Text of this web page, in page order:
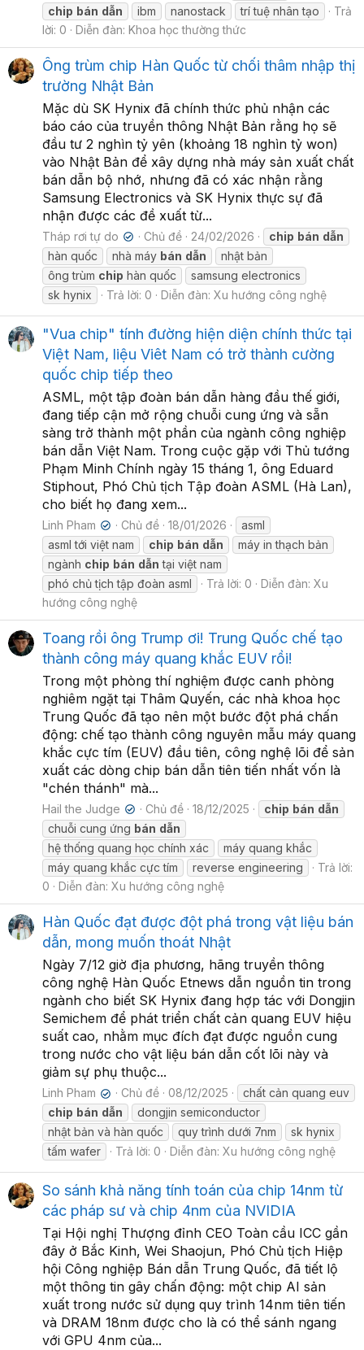
chip bán dẫn ibm nanostack trí tuệ nhân tạo
Trả
lời: 0
Diễn đàn: Khoa học thường thức
Ông trùm chip Hàn Quốc từ chối thâm nhập thị
trường Nhật Bản
Mặc dù SK Hynix đã chính thức phủ nhận các
báo cáo của truyền thông Nhật Bản rằng họ sẽ
đầu tư 2 nghìn tỷ yên (khoảng 18 nghìn tỷ won)
vào Nhật Bản để xây dựng nhà máy sản xuất chất
bán dẫn bộ nhớ, nhưng đã có xác nhận rằng
Samsung Electronics và SK Hynix thực sự đã
nhận được các đề xuất từ...
Tháp rơi tự do ✔ Chủ đề 24/02/2026 chip bán dẫn
hàn quốc
nhà máy bán dẫn
nhật bản
ông trùm chip hàn quốc
samsung electronics
sk hynix
Trả lời: 0 Diễn đàn: Xu hướng công nghệ
"Vua chip" tính đường hiện diện chính thức tại
Việt Nam, liệu Viêt Nam có trở thành cường
quốc chip tiếp theo
ASML, một tập đoàn bán dẫn hàng đầu thế giới,
đang tiếp cận mở rộng chuỗi cung ứng và sẵn
sàng trở thành một phần của ngành công nghiệp
bán dẫn Việt Nam. Trong cuộc gặp với Thủ tướng
Phạm Minh Chính ngày 15 tháng 1, ông Eduard
Stiphout, Phó Chủ tịch Tập đoàn ASML (Hà Lan),
cho biết họ đang xem...
Linh Pham ✔ Chủ đề 18/01/2026
asml
asml tới việt nam
chip bán dẫn
máy in thạch bản
ngành chip bán dẫn tại việt nam
phó chủ tịch tập đoàn asml
Trả lời: 0 Diễn đàn: Xu
hướng công nghệ
Toang rồi ông Trump ơi! Trung Quốc chế tạo
thành công máy quang khắc EUV rồi!
Trong một phòng thí nghiệm được canh phòng
nghiêm ngặt tại Thâm Quyến, các nhà khoa học
Trung Quốc đã tạo nên một bước đột phá chấn
động: chế tạo thành công nguyên mẫu máy quang
khắc cực tím (EUV) đầu tiên, công nghệ lõi để sản
xuất các dòng chip bán dẫn tiên tiến nhất vốn là
"chén thánh" mà...
Hail the Judge ✔ Chủ đề 18/12/2025 chip bán dẫn
chuỗi cung ứng bán dẫn
hệ thống quang học chính xác
máy quang khắc
máy quang khắc cực tím
reverse engineering
Trả lời:
0
Diễn đàn: Xu hướng công nghệ
Hàn Quốc đạt được đột phá trong vật liệu bán
dẫn, mong muốn thoát Nhật
Ngày 7/12 giờ địa phương, hãng truyền thông
công nghệ Hàn Quốc Etnews dẫn nguồn tin trong
ngành cho biết SK Hynix đang hợp tác với Dongjin
Semichem để phát triển chất cản quang EUV hiệu
suất cao, nhằm mục đích đạt được nguồn cung
trong nước cho vật liệu bán dẫn cốt lõi này và
giảm sự phụ thuộc...
Linh Pham ✔ Chủ đề 08/12/2025
chất cản quang euv
chip bán dẫn
dongjin semiconductor
nhật bản và hàn quốc
quy trình dưới 7nm
sk hynix
tấm wafer
Trả lời: 0 Diễn đàn: Xu hướng công nghệ
So sánh khả năng tính toán của chip 14nm từ
các pháp sư và chip 4nm của NVIDIA
Tại Hội nghị Thượng đỉnh CEO Toàn cầu ICC gần
đây ở Bắc Kinh, Wei Shaojun, Phó Chủ tịch Hiệp
hội Công nghiệp Bán dẫn Trung Quốc, đã tiết lộ
một thông tin gây chấn động: một chip AI sản
xuất trong nước sử dụng quy trình 14nm tiên tiến
và DRAM 18nm được cho là có thể sánh ngang
với GPU 4nm của...